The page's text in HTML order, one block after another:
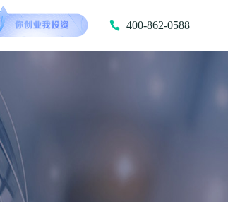
400-862-0588